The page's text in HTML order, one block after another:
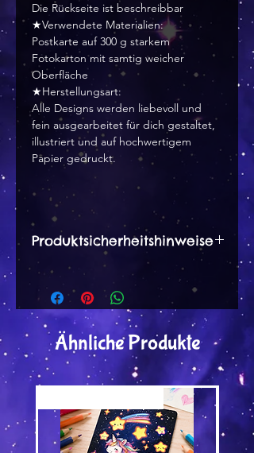
Die Rückseite ist beschreibbar
★Verwendete Materialien:
Postkarte auf 300 g starkem
Fotokarton mit samtig weicher
Oberfläche
★Herstellungsart:
Alle Designs werden liebevoll und
fein ausgearbeitet für dich gestaltet,
illustriert und auf hochwertigem
Papier gedruckt.
Produktsicherheitshinweise
Herstellerangaben:
Dana Peter
Wernsbachstr. 12 a
57250 Netphen
tinytami [at] web.de
Besteht aus Karton, daher leicht
entflammbar. Nicht in die Nähe
Ähnliche Produkte